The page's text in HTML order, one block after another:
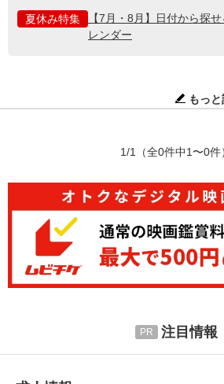
夏休み特集
【7月・8月】日付から探
レンダー
もっ
1/1 （全0件中1〜0件
注目情報